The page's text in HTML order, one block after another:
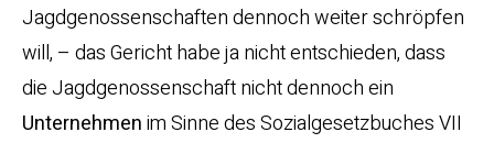
Jagdgenossenschaften dennoch weiter schröpfen
will, – das Gericht habe ja nicht entschieden, dass
die Jagdgenossenschaft nicht dennoch ein
Unternehmenim Sinne des Sozialgesetzbuches VII